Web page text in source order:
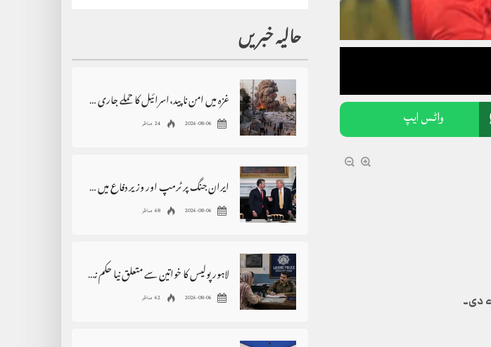
واٹس ایپ
حالیہ خبریں
غزہ میں امن ناپید،اسرائیل کا حملے جاری رکھنے کا اعلان
2026-08-06 24 مناظر
ایران جنگ پر ٹرمپ اور وزیر دفاع میں اختلافات کی خبروں کی تردید
2026-08-06 68 مناظر
لاہور پولیس کا خواتین سے متعلق نیا حکم نامہ، بڑی پابندی عائد
2026-08-06 62 مناظر